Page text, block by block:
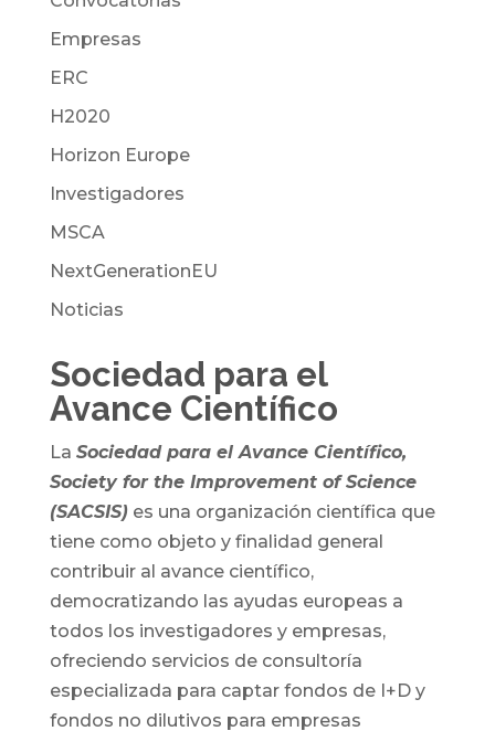
Empresas
ERC
H2020
Horizon Europe
Investigadores
MSCA
NextGenerationEU
Noticias
Sociedad para el
Avance Científico
La Sociedad para el Avance Científico,
Society for the Improvement of Science
(SACSIS)es una organización científica que
tiene como objeto y finalidad general
contribuir al avance científico,
democratizando las ayudas europeas a
todos los investigadores y empresas,
ofreciendo servicios de consultoría
especializada para captar fondos de I+D y
fondos no dilutivos para empresas